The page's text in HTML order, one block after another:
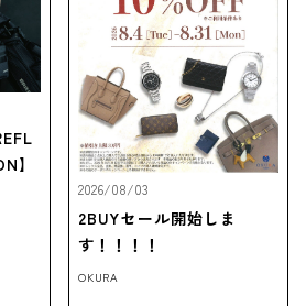
】
2026/08/03
2BUYセール開始しま
す！！！！
OKURA